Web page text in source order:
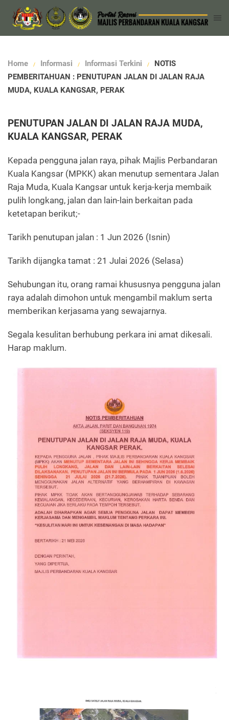
Home Informasi Informasi Terkini
NOTIS
PEMBERITAHUAN : PENUTUPAN JALAN DI JALAN RAJA
MUDA, KUALA KANGSAR, PERAK
PENUTUPAN JALAN DI JALAN RAJA MUDA,
KUALA KANGSAR, PERAK
Kepada pengguna jalan raya, pihak Majlis Perbandaran
Kuala Kangsar (MPKK) akan menutup sementara Jalan
Raja Muda, Kuala Kangsar untuk kerja-kerja membaik
pulih longkang, jalan dan lain-lain berkaitan pada
ketetapan berikut;-
Tarikh penutupan jalan : 1 Jun 2026 (Isnin)
Tarikh dijangka tamat : 21 Julai 2026 (Selasa)
Sehubungan itu, orang ramai khususnya pengguna jalan
raya adalah dimohon untuk mengambil maklum serta
memberikan kerjasama yang sewajarnya.
Segala kesulitan berhubung perkara ini amat dikesali.
Harap maklum.
Read more